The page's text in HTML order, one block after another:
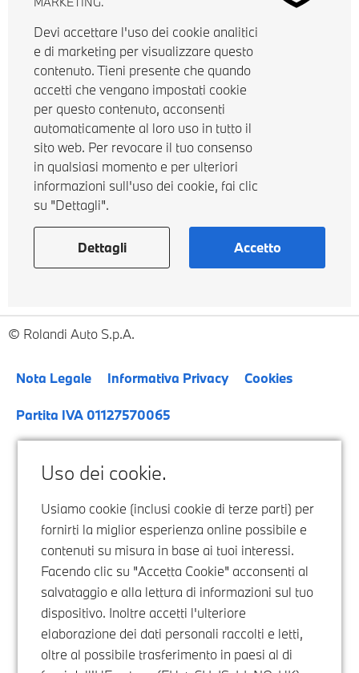
Uso dei cookie.
Usiamo cookie (inclusi cookie di terze parti) per
fornirti la miglior esperienza online possibile e
contenuti su misura in base ai tuoi interessi.
Facendo clic su "Accetta Cookie" acconsenti al
salvataggio e alla lettura di informazioni sul tuo
dispositivo. Inoltre accetti l'ulteriore
elaborazione dei dati personali raccolti e letti,
oltre al possibile trasferimento in paesi al di
Devi accettare l'uso dei cookie analitici
e di marketing per visualizzare questo
contenuto. Tieni presente che quando
accetti che vengano impostati cookie
per questo contenuto, acconsenti
automaticamente al loro uso in tutto il
sito web. Per revocare il tuo consenso
in qualsiasi momento e per ulteriori
informazioni sull'uso dei cookie, fai clic
su "Dettagli".
Dettagli Accetto
Rolandi Auto S.p.A.
Nota Legale Informativa Privacy Cookies
Partita IVA 01127570065